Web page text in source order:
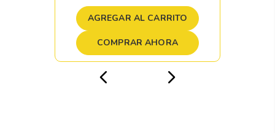
AGREGAR AL CARRITO
COMPRAR AHORA